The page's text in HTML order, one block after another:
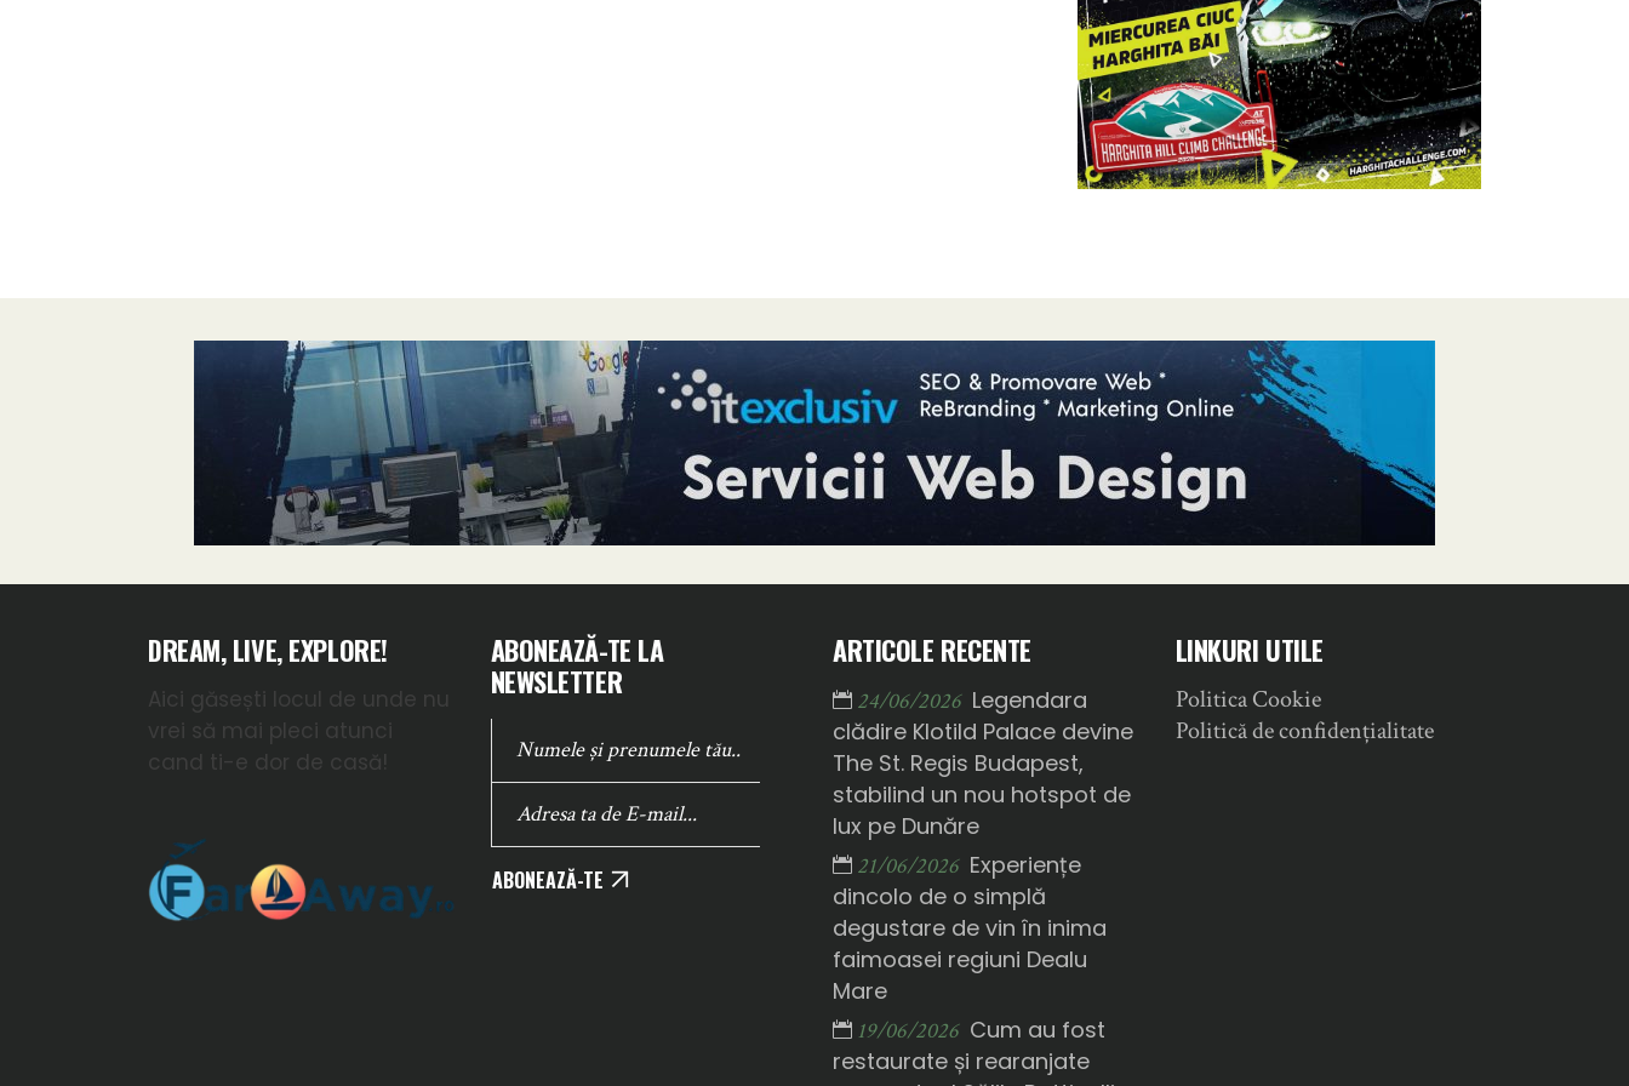
DREAM, LIVE, EXPLORE!
Aici găsești locul de unde nu
vrei să mai pleci atunci
cand ti-e dor de casă!
ABONEAZĂ-TE LA
NEWSLETTER
ABONEAZĂ-TE
ARTICOLE RECENTE
24/06/2026 Legendara
clădire Klotild Palace devine
The St. Regis Budapest,
stabilind un nou hotspot de
lux pe Dunăre
21/06/2026 Experiențe
dincolo de o simplă
degustare de vin în inima
faimoasei regiuni Dealu
Mare
19/06/2026 Cum au fost
restaurate și rearanjate
LINKURI UTILE
Politica Cookie
Politică de confidențialitate